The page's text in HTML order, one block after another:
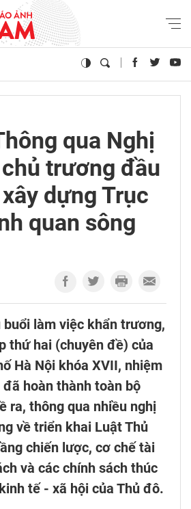
qua Nghị
trương đầu
dựng Trục
quan sông
buổi làm việc khẩn trương,
thứ hai (chuyên đề) của
Hà Nội khóa XVII, nhiệm
hoàn thành toàn bộ
ra, thông qua nhiều nghị
về triển khai Luật Thủ
chiến lược, cơ chế tài
và các chính sách thúc
tế - xã hội của Thủ đô.